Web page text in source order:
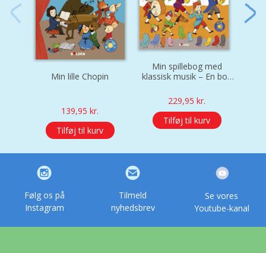
Min lille Chopin
139,95kr.
Tilføj til kurv
Min spillebog med
klassisk musik – En bog
229,95kr.
Tilføj til kurv
Følg os på
Instagram
Tilmeld
nyhedsbrev
Se vores
Youtube-kanal